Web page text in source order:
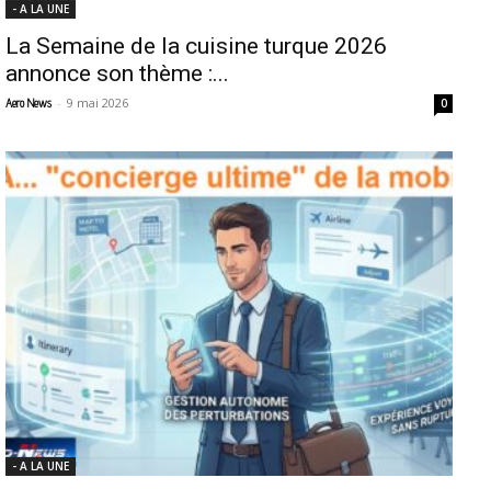
- A LA UNE
La Semaine de la cuisine turque 2026
annonce son thème :...
Aero News - 9 mai 2026 0
- A LA UNE